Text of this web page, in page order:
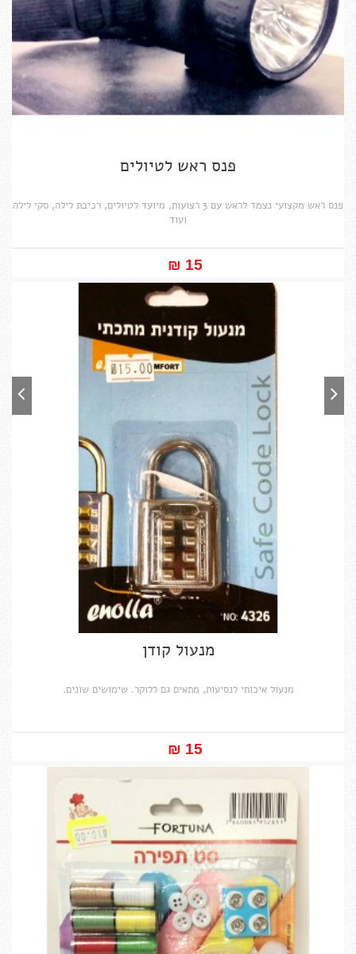
פנס ראש לטיולים
פנס ראש מקצועי נצמד לראש עם 3 רצועות, מיועד לטיולים, רכיבת לילה, סקי לילה
ועוד
15 ₪‎
מנעול קודן
מנעול איכותי לנסיעות, מתאים גם ללוקר. שימושים שונים.
15 ₪‎